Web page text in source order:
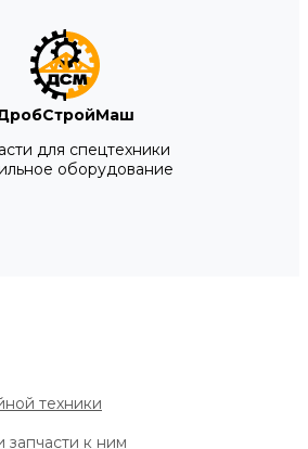
для спецтехники
оборудование
техники
к ним